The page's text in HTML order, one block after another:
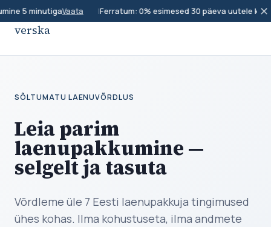
5 minutigaVaata Ferratum: 0% esimesed 30 päeva uutele ✕
verska
SÕLTUMATU LAENUVÕRDLUS
Leia parim
laenupakkumine —
selgelt ja tasuta
Võrdleme üle 7 Eesti laenupakkuja tingimused
ühes kohas. Ilma kohustuseta, ilma andmete